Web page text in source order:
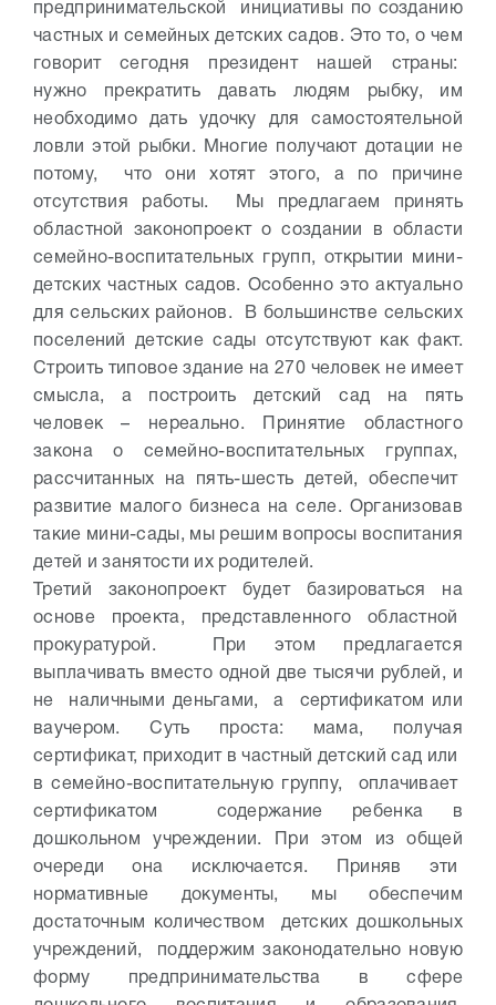
предпринимательской инициативы по созданию
частных и семейных детских садов. Это то, о чем
говорит сегодня президент нашей страны:
нужно прекратить давать людям рыбку, им
необходимо дать удочку для самостоятельной
ловли этой рыбки. Многие получают дотации не
потому, что они хотят этого, а по причине
отсутствия работы. Мы предлагаем принять
областной законопроект о создании в области
семейно-воспитательных групп, открытии мини-
детских частных садов. Особенно это актуально
для сельских районов. В большинстве сельских
поселений детские сады отсутствуют как факт.
Строить типовое здание на 270 человек не имеет
смысла, а построить детский сад на пять
человек – нереально. Принятие областного
закона о семейно-воспитательных группах,
рассчитанных на пять-шесть детей, обеспечит
развитие малого бизнеса на селе. Организовав
такие мини-сады, мы решим вопросы воспитания
детей и занятости их родителей.
Третий законопроект будет базироваться на
основе проекта, представленного областной
прокуратурой. При этом предлагается
выплачивать вместо одной две тысячи рублей, и
не наличными деньгами, а сертификатом или
ваучером. Суть проста: мама, получая
сертификат, приходит в частный детский сад или
в семейно-воспитательную группу, оплачивает
сертификатом содержание ребенка в
дошкольном учреждении. При этом из общей
очереди она исключается.
Приняв эти
нормативные документы, мы обеспечим
достаточным количеством детских дошкольных
учреждений, поддержим законодательно новую
форму предпринимательства в сфере